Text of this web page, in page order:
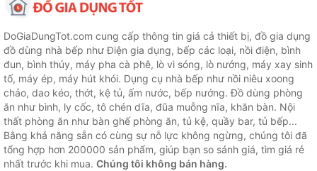
DoGiaDungTot.com cung cấp thông tin giá cả thiết bị, đồ gia dụng
đồ dùng nhà bếp như Điện gia dụng, bếp các loại, nồi điện, bình
đun, bình thủy, máy pha cà phê, lò vi sóng, lò nướng, máy xay sinh
tố, máy ép, máy hút khói. Dụng cụ nhà bếp như nồi niêu xoong
chảo, dao kéo, thớt, kệ tủ, ấm nước, bếp nướng. Đồ dùng phòng
ăn như bình, ly cốc, tô chén dĩa, đũa muỗng nĩa, khăn bàn. Nội
thất phòng ăn như bàn ghế phòng ăn, tủ kệ, quầy bar, tủ bếp...
Bằng khả năng sẵn có cùng sự nỗ lực không ngừng, chúng tôi đã
tổng hợp hơn 200000 sản phẩm, giúp bạn so sánh giá, tìm giá rẻ
nhất trước khi mua. Chúng tôi không bán hàng.